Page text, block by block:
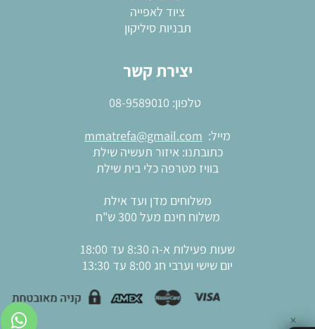
ציוד לאפייה
תבניות סיליקון
יצירת קשר
טלפון: 08-9589010
מייל: mmatrefa@gmail.com
כתובתנו: איזור תעשיה שילת
בוויז מטרפה כלי בית שילת
משלוחים מדן ועד אילת
משלוח חינם מעל 300 ש"ח
שעות פעילות א-ה 8:30 עד 18:00
יום שישי וערבי חג 8:00 עד 13:30
✕